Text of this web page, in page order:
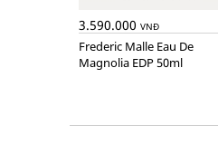
3.590.000 VNĐ
Frederic Malle Eau De
Magnolia EDP 50ml